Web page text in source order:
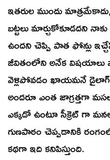
ఇతరుల ముందు
బట్టలు మార్చుకోకూడదని
ఉందని చెప్పి పాత ఫోన్లు
జీవితంలోని అనేక
వెళ్లిపోవడం ఖాయమనే డైలాగ్
అందరూ ఎంత జాగ్రత్తగా
ఎక్కడో ఉంటూ సీక్రెట్ గా
గుణపాఠం చెప్పడానికి
కథగా ఇది కనిపిస్తుంది.